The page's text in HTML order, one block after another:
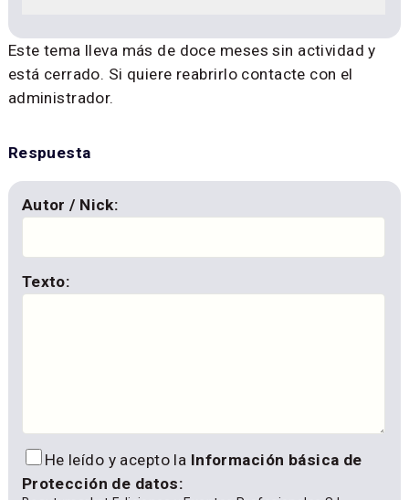
Este tema lleva más de doce meses sin actividad y
está cerrado. Si quiere reabrirlo contacte con el
administrador.
Respuesta
Autor / Nick:
Texto:
He leído y acepto la Información básica de
Protección de datos: